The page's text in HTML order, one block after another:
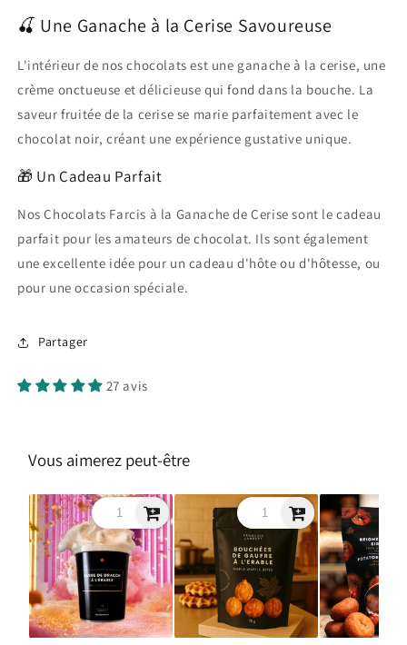
🍒 Une Ganache à la Cerise Savoureuse
L'intérieur de nos chocolats est une ganache à la cerise, une
crème onctueuse et délicieuse qui fond dans la bouche. La
saveur fruitée de la cerise se marie parfaitement avec le
chocolat noir, créant une expérience gustative unique.
🎁 Un Cadeau Parfait
Nos Chocolats Farcis à la Ganache de Cerise sont le cadeau
parfait pour les amateurs de chocolat. Ils sont également
une excellente idée pour un cadeau d'hôte ou d'hôtesse, ou
pour une occasion spéciale.
Partager
27 avis
Vous aimerez peut-être